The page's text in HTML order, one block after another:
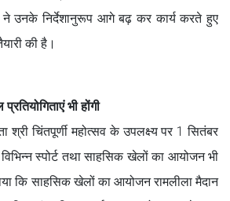
ने उनके निर्देशानुरूप आगे बढ़ कर कार्य करते हुए
की है।
भी होंगी
श्री चिंतपूर्णी महोत्सव के उपलक्ष्य पर 1 सितंबर
स्पोर्ट तथा साहसिक खेलों का आयोजन भी
कि साहसिक खेलों का आयोजन रामलीला मैदान